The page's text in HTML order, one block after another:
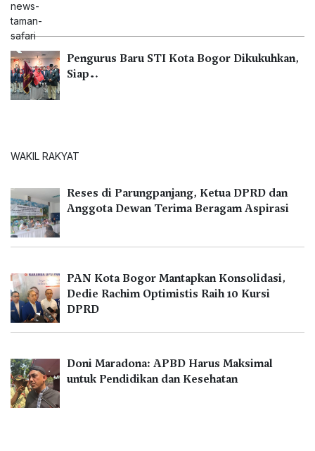
Pengurus Baru STI Kota Bogor Dikukuhkan,
Siap…
WAKIL RAKYAT
Reses di Parungpanjang, Ketua DPRD dan
Anggota Dewan Terima Beragam Aspirasi
PAN Kota Bogor Mantapkan Konsolidasi,
Dedie Rachim Optimistis Raih 10 Kursi
DPRD
Doni Maradona: APBD Harus Maksimal
untuk Pendidikan dan Kesehatan